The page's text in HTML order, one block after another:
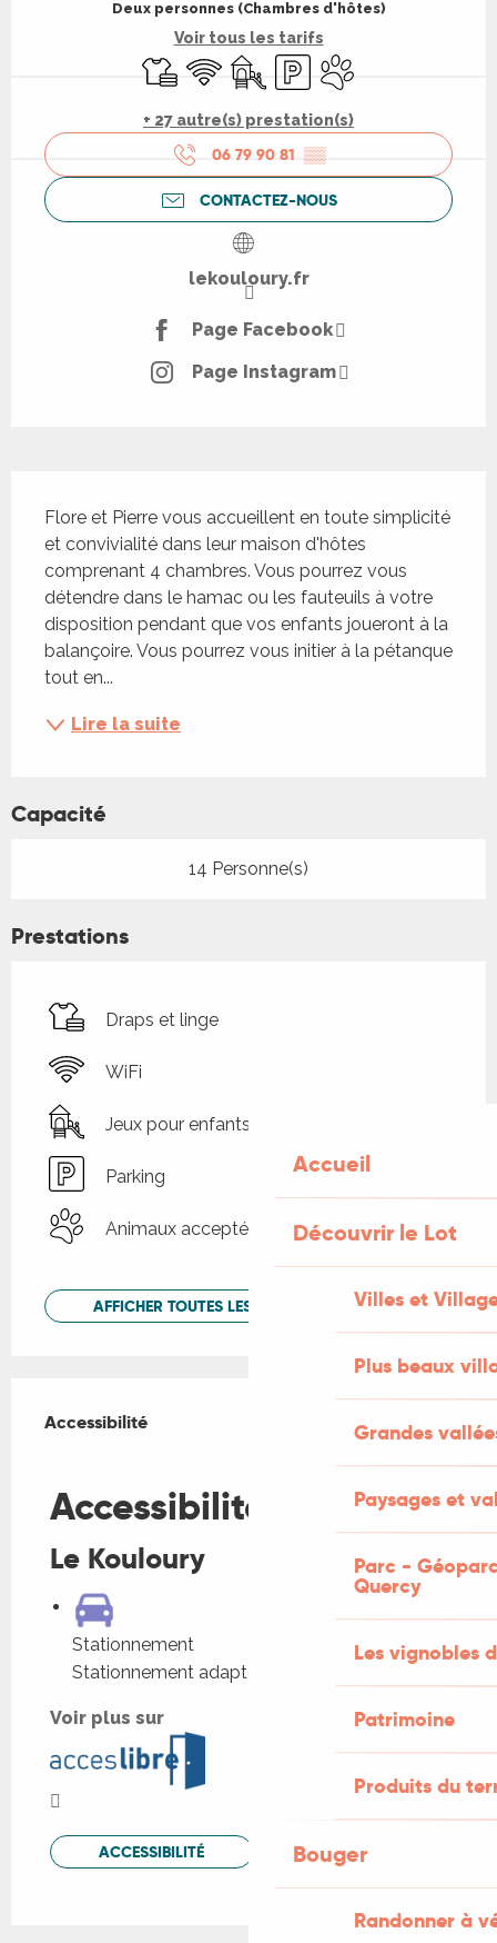
Accueil
Découvrir le Lot
Villes et
Plus beaux
Grandes
Paysages et
Parc -
Quercy
Les vignobles
Patrimoine
Produits du
Bouger
Randonner à
Deux personnes (Chambres d'hôtes)
Voir tous les tarifs
Draps et linge
WiFi Jeux pour enfants / Espace jeux
ParkingAnimaux acceptés
+ 27 autre(s) prestation(s)
06 79 90 81 ▒▒
CONTACTEZ-NOUS
lekouloury.fr
Page Facebook
Page Instagram
Flore et Pierre vous accueillent en toute simplicité
et convivialité dans leur maison d'hôtes
comprenant 4 chambres. Vous pourrez vous
détendre dans le hamac ou les fauteuils à votre
disposition pendant que vos enfants joueront à la
balançoire. Vous pourrez vous initier à la pétanque
tout en...
Lire la suite
Capacité
14 Personne(s)
Prestations
Draps et linge
WiFi
Jeux pour enfants / Espace jeux
Parking
Animaux acceptés
AFFICHER TOUTES LES PRESTATIONS
Accessibilité
Accessibilité
Fermer
Accessibilité
Le Kouloury
Stationnement
Stationnement adapté dans l'établissement
Voir plus sur
ACCESSIBILITÉ